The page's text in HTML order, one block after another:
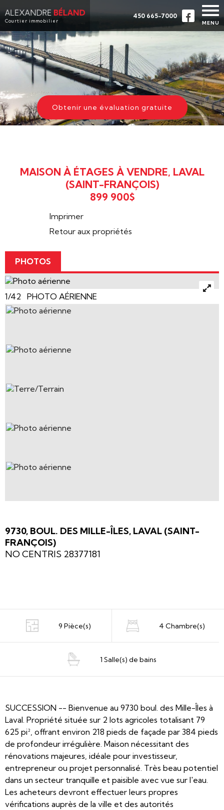
Courtier immobilier
450 665-7000
MENU
ACCUEIL
PROPRIÉTÉS
À PROPOS
ACHETER
ÉVALUATION
Obtenir une évaluation gratuite
MAISON À ÉTAGES À VENDRE, LAVAL
(SAINT-FRANÇOIS)
899 900$
Imprimer
Retour aux propriétés
PHOTOS
1/42 PHOTO AÉRIENNE
9730, BOUL. DES MILLE-ÎLES, LAVAL (SAINT-
FRANÇOIS)
NO CENTRIS 28377181
9 Pièce(s) 4 Chambre(s)
1 Salle(s) de bains
SUCCESSION -- Bienvenue au 9730 boul. des Mille-Îles à
Laval. Propriété située sur 2 lots agricoles totalisant 79
625 pi², offrant environ 218 pieds de façade par 384 pieds
de profondeur irrégulière. Maison nécessitant des
rénovations majeures, idéale pour investisseur,
entrepreneur ou projet personnalisé. Très beau potentiel
dans un secteur tranquille et paisible avec vue sur l'eau.
Les acheteurs devront effectuer leurs propres
vérifications auprès de la ville et des autorités